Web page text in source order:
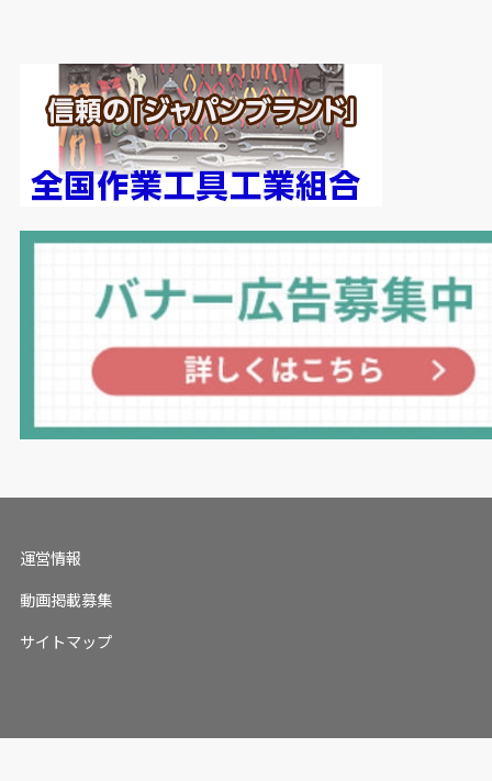
運営情報
動画掲載募集
サイトマップ